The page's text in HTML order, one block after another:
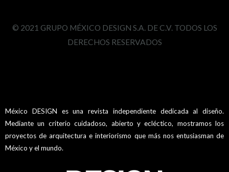
© 2021 GRUPO MÉXICO DESIGN S.A. DE C.V. TODOS LOS
DERECHOS RESERVADOS
México DESIGN es una revista independiente dedicada al diseño.
Mediante un criterio cuidadoso, abierto y ecléctico, mostramos los
proyectos de arquitectura e interiorismo que más nos entusiasman de
México y el mundo.